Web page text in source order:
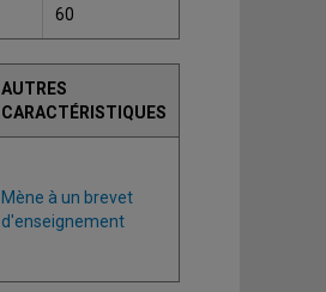
60
AUTRES
CARACTÉRISTIQUES
Mène à un brevet
d'enseignement